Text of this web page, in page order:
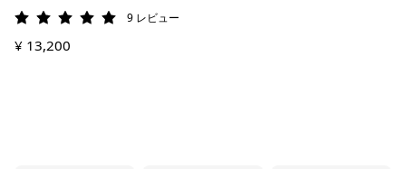
評価: 5 / 5 9 レビュー
¥ 13,200